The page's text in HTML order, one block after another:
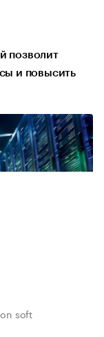
позволит
и повысить
soft